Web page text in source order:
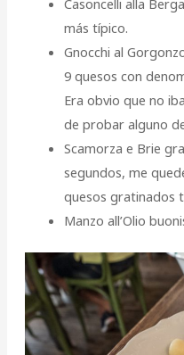
Casoncelli alla
más típico.
Gnocchi al
9 quesos con
Era obvio que no
de probar alguno
Scamorza e Brie
segundos, me
quesos gratinados
Manzo all’Olio